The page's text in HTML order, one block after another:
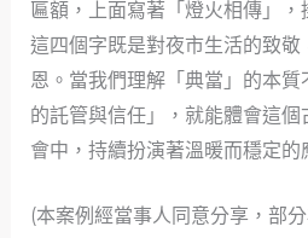
匾額，上面寫著「燈火相傳」，
這四個字既是對夜市生活的致
恩。當我們理解「典當」的本
的託管與信任」，就能體會這
會中，持續扮演著溫暖而穩定的
(本案例經當事人同意分享，部